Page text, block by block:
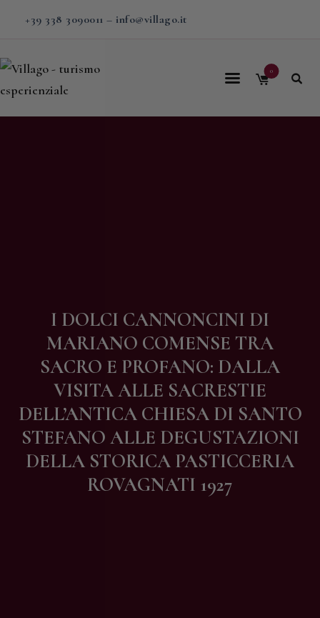
+39 338 3090011 – info@villago.it
0
I DOLCI CANNONCINI DI
MARIANO COMENSE TRA
SACRO E PROFANO: DALLA
VISITA ALLE SACRESTIE
DELL’ANTICA CHIESA DI SANTO
STEFANO ALLE DEGUSTAZIONI
DELLA STORICA PASTICCERIA
ROVAGNATI 1927
Home
Contatti